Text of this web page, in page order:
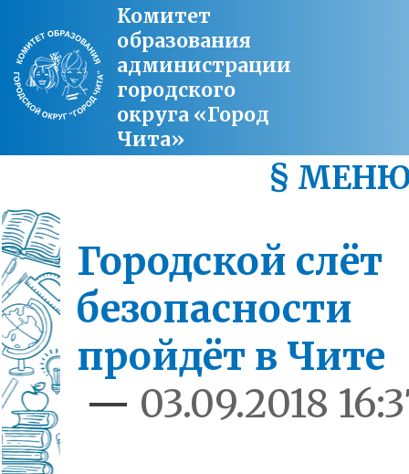
Комитет
образования
администрации
городского
округа «Город
Чита»
§
Городской слёт
безопасности
пройдёт в Чите
— 03.09.2018